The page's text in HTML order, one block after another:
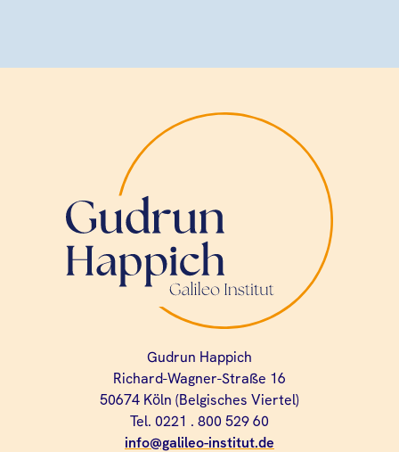
Gudrun Happich
Richard-Wagner-Straße 16
50674 Köln (Belgisches Viertel)
Tel. 0221 . 800 529 60
info@galileo-institut.de